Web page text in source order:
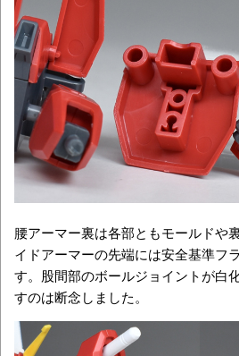
腰アーマー裏は各部ともモールドや
イドアーマーの先端には安全基準フ
す。股間部のボールジョイントが白
すのは断念しました。